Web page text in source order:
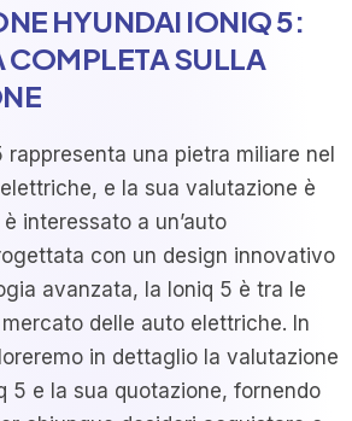
HYUNDAI IONIQ 5:
COMPLETA SULLA
rappresenta una pietra miliare nel
e la sua valutazione è
interessato a un’auto
con un design innovativo
avanzata, la Ioniq 5 è tra le
delle auto elettriche. In
in dettaglio la valutazione
5 e la sua quotazione, fornendo